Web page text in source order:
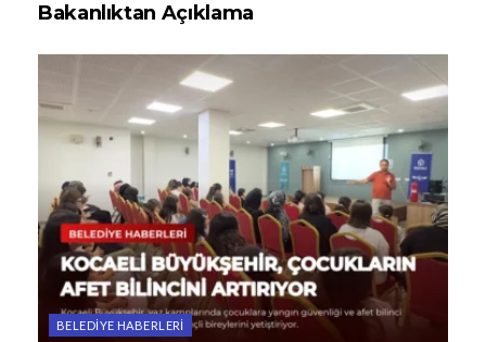
Bakanlıktan Açıklama
BELEDIYE HABERLERI